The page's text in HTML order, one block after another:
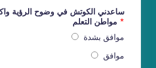
ساعدني الكوتش في وضوح الرؤية
*
موافق بشدة
موافق